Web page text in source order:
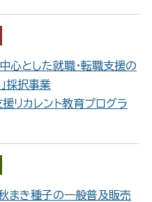
心とした就職・転職支援の
採択事業
リカレント教育プログラ
まき種子の一般普及販売